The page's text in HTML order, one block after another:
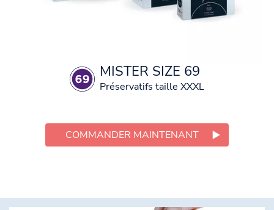
MISTER SIZE 69
Préservatifs taille XXXL
COMMANDER MAINTENANT